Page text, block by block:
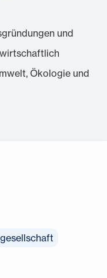
und
Ökologie und